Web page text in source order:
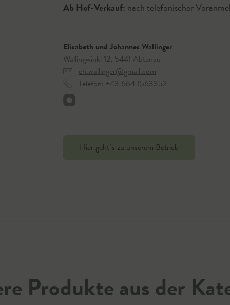
Ab Hof-Verkauf: nach telefonischer
Elisabeth und Johannes Wallinger
Wallingwinkl 12, 5441 Abtenau
eh.wallinger@gmail.com
Telefon: +43 664 1563352
Hier geht`s zu unserem Betrieb
Produkte aus der